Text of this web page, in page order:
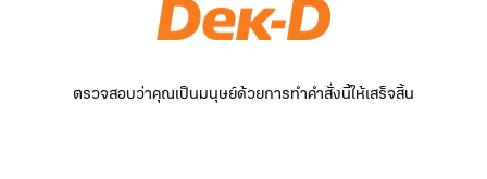
ตรวจสอบว่าคุณเป็นมนุษย์ด้วยการทำคำสั่งนี้ให้เสร็จสิ้น